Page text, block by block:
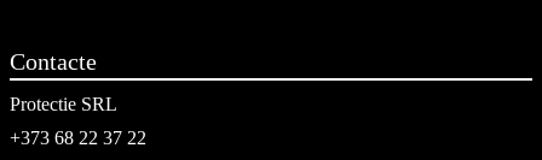
Contacte
Protectie SRL
+373 68 22 37 22